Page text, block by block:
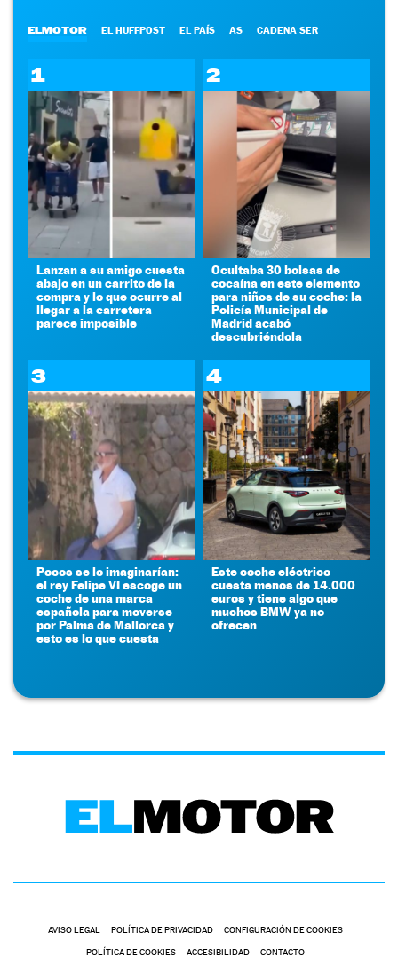
ELMOTOR EL HUFFPOST EL PAÍS AS CADENA SER
1
Lanzan a su amigo cuesta
abajo en un carrito de la
compra y lo que ocurre al
llegar a la carretera
parece imposible
2
Ocultaba 30 bolsas de
cocaína en este elemento
para niños de su coche: la
Policía Municipal de
Madrid acabó
descubriéndola
3
Pocos se lo imaginarían:
el rey Felipe VI escoge un
coche de una marca
española para moverse
por Palma de Mallorca y
esto es lo que cuesta
4
Este coche eléctrico
cuesta menos de 14.000
euros y tiene algo que
muchos BMW ya no
ofrecen
AVISO LEGAL POLÍTICA DE PRIVACIDAD CONFIGURACIÓN DE COOKIES
POLÍTICA DE COOKIES ACCESIBILIDAD CONTACTO